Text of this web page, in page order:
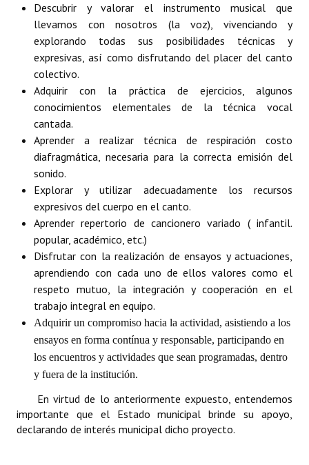
Descubrir y valorar el instrumento musical que
llevamos con nosotros (la voz), vivenciando y
explorando todas sus posibilidades técnicas y
expresivas, así como disfrutando del placer del canto
colectivo.
Adquirir con la práctica de ejercicios, algunos
conocimientos elementales de la técnica vocal
cantada.
Aprender a realizar técnica de respiración costo
diafragmática, necesaria para la correcta emisión del
sonido.
Explorar y utilizar adecuadamente los recursos
expresivos del cuerpo en el canto.
Aprender repertorio de cancionero variado ( infantil.
popular, académico, etc.)
Disfrutar con la realización de ensayos y actuaciones,
aprendiendo con cada uno de ellos valores como el
respeto mutuo, la integración y cooperación en el
trabajo integral en equipo.
Adquirir un compromiso hacia la actividad, asistiendo a los
ensayos en forma contínua y responsable, participando en
los encuentros y actividades que sean programadas, dentro
y fuera de la institución.
En virtud de lo anteriormente expuesto, entendemos
importante que el Estado municipal brinde su apoyo,
declarando de interés municipal dicho proyecto.